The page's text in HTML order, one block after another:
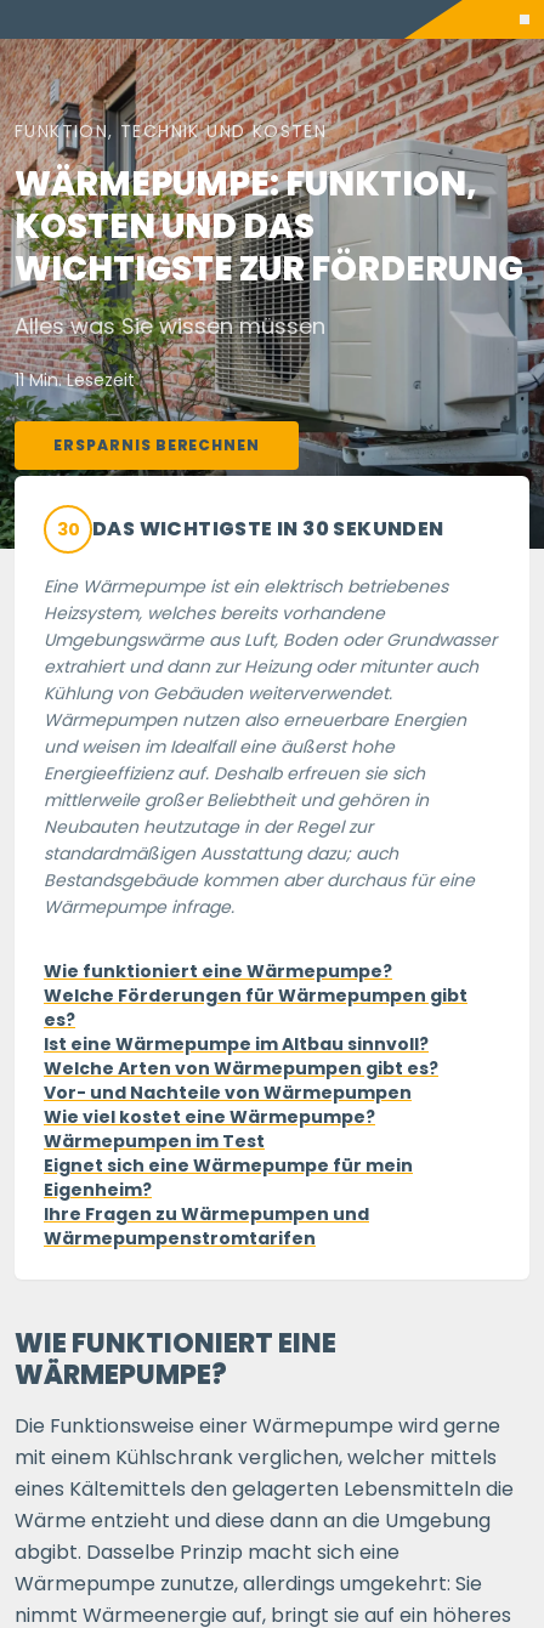
FUNKTION, TECHNIK UND KOSTEN
WÄRMEPUMPE: FUNKTION,
KOSTEN UND DAS
WICHTIGSTE ZUR FÖRDERUNG
Alles was Sie wissen müssen
11 Min. Lesezeit
ERSPARNIS BERECHNEN
30 DAS WICHTIGSTE IN 30 SEKUNDEN
Eine Wärmepumpe ist ein elektrisch betriebenes
Heizsystem, welches bereits vorhandene
Umgebungswärme aus Luft, Boden oder Grundwasser
extrahiert und dann zur Heizung oder mitunter auch
Kühlung von Gebäuden weiterverwendet.
Wärmepumpen nutzen also erneuerbare Energien
und weisen im Idealfall eine äußerst hohe
Energieeffizienz auf. Deshalb erfreuen sie sich
mittlerweile großer Beliebtheit und gehören in
Neubauten heutzutage in der Regel zur
standardmäßigen Ausstattung dazu; auch
Bestandsgebäude kommen aber durchaus für eine
Wärmepumpe infrage.
Wie funktioniert eine Wärmepumpe?
Welche Förderungen für Wärmepumpen gibt
es?
Ist eine Wärmepumpe im Altbau sinnvoll?
Welche Arten von Wärmepumpen gibt es?
Vor- und Nachteile von Wärmepumpen
Wie viel kostet eine Wärmepumpe?
Wärmepumpen im Test
Eignet sich eine Wärmepumpe für mein
Eigenheim?
Ihre Fragen zu Wärmepumpen und
Wärmepumpenstromtarifen
WIE FUNKTIONIERT EINE
WÄRMEPUMPE?
Die Funktionsweise einer Wärmepumpe wird gerne
mit einem Kühlschrank verglichen, welcher mittels
eines Kältemittels den gelagerten Lebensmitteln die
Wärme entzieht und diese dann an die Umgebung
abgibt. Dasselbe Prinzip macht sich eine
Wärmepumpe zunutze, allerdings umgekehrt: Sie
nimmt Wärmeenergie auf, bringt sie auf ein höheres